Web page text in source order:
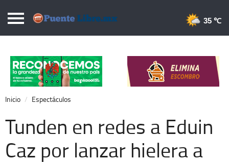
Puentelibre.mx
Local
Nacional
Opinión
Cronos
Economía
35 ℃
Inicio Espectáculos
Tunden en redes a Eduin
Caz por lanzar hielera a